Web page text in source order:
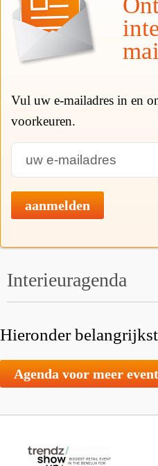
Vul uw e-mailadres in en
voorkeuren.
aanmelden
Interieuragenda
Hieronder
Agenda voor meer